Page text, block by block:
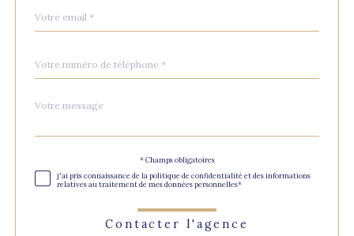
*
*
Fieldset
Message
*
* Champs obligatoires
j'ai pris connaissance de la politique de confidentialité et des informations
relatives au traitement de mes données personnelles*
Contacter l'agence